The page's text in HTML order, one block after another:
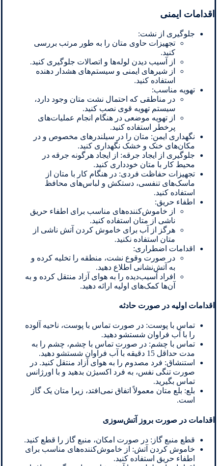
اقدامات ایمنی
جلوگیری از نشت:
تجهیزات حاوی متان را به طور مرتب بررسی
کنید.
از آسیب دیدن لوله‌ها و اتصالات جلوگیری کنید.
از شیرهای ایمنی و سیستم‌های هشدار دهنده
استفاده کنید.
تهویه مناسب:
در مناطقی که احتمال نشت متان وجود دارد،
سیستم تهویه قوی نصب کنید.
از تهویه موضعی در هنگام انجام عملیات‌های
پرخطر استفاده کنید.
نگهداری ایمن: متان را در سیلندرهای مخصوص و در
مکان‌های خنک و خشک نگهداری کنید.
جلوگیری از ایجاد جرقه: از ایجاد هرگونه جرقه در
محیط کار با متان خودداری کنید.
تجهیزات حفاظت فردی: در هنگام کار با متان از
ماسک‌های تنفسی، دستکش و لباس‌های محافظ
استفاده کنید.
اطفاء حریق:
از خاموش‌کننده‌های مناسب برای اطفاء حریق
ناشی از متان استفاده کنید.
هرگز از آب برای خاموش کردن آتش ناشی از
متان استفاده نکنید.
اقدامات اضطراری:
در صورت وقوع نشت، منطقه را تخلیه کرده و
به آتش‌نشانی اطلاع دهید.
افراد آسیب‌دیده را به هوای آزاد منتقل کرده و به
آن‌ها کمک‌های اولیه ارائه دهید.
اقدامات اولیه در صورت حادثه
تماس با پوست: در صورت تماس با پوست، ناحیه آلوده
را با آب فراوان شستشو دهید.
تماس با چشم: در صورت تماس با چشم، چشم را به
مدت حداقل 15 دقیقه با آب فراوان شستشو دهید.
استنشاق: فرد مصدوم را به هوای آزاد منتقل کنید. در
صورت تنگی نفس، به فرد اکسیژن بدهید و با اورژانس
تماس بگیرید.
بلع: بلع متان معمولاً اتفاق نمی‌افتد، زیرا متان یک گاز
است.
اقدامات در صورت بروز آتش‌سوزی
قطع منبع گاز: در صورت امکان، منبع گاز را قطع کنید.
خاموش کردن آتش: از خاموش‌کننده‌های مناسب برای
اطفاء حریق استفاده کنید.